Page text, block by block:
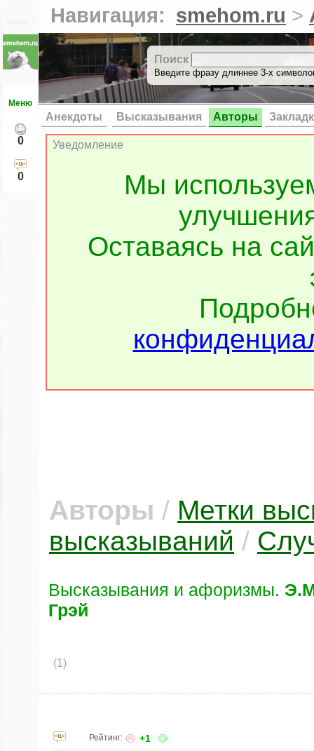
Меню
0
0
Навигация: smehom.ru >
Поиск
Введите фразу длиннее 3-х
Анекдоты Высказывания Авторы
Уведомление
Мы
Оставаясь на
Авторы / Метки
высказываний /
Высказывания и афоризмы.
Грэй
(1)
Рейтинг: +1